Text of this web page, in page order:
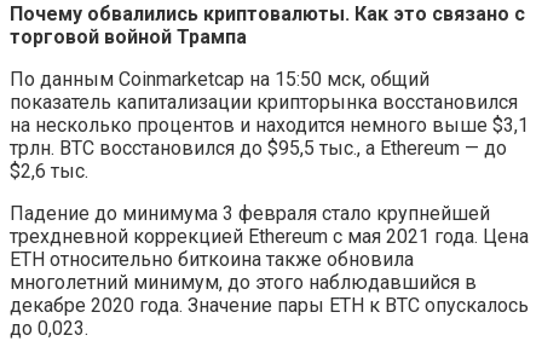
Почему обвалились криптовалюты. Как это связано с
торговой войной Трампа
По данным Coinmarketcap на 15:50 мск, общий
показатель капитализации крипторынка восстановился
на несколько процентов и находится немного выше $3,1
трлн. BTC восстановился до $95,5 тыс., а Ethereum — до
$2,6 тыс.
Падение до минимума 3 февраля стало крупнейшей
трехдневной коррекцией Ethereum с мая 2021 года. Цена
ETH относительно биткоина также обновила
многолетний минимум, до этого наблюдавшийся в
декабре 2020 года. Значение пары ETH к BTC опускалось
до 0,023.